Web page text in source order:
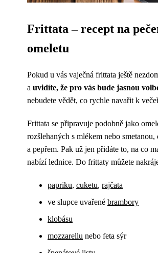
Frittata – recept na
omeletu
Pokud u vás vaječná frittata ještě
a uvidíte, že pro vás bude jasnou
nebudete vědět, co rychle navařit k
Frittata se připravuje podobně jako
rozšlehaných s mlékem nebo
a pepřem. Pak už jen přidáte to, na co
nabízí lednice. Do frittaty můžete
papriku, cuketu, rajčata
ve slupce uvařené brambory
klobásu
mozzarellu nebo feta sýr